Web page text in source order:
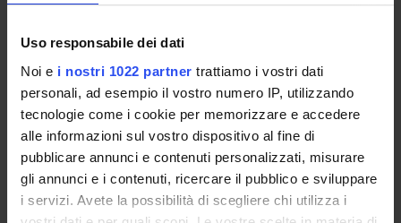
Uso responsabile dei dati
Noi e i nostri 1022 partner trattiamo i vostri dati
personali, ad esempio il vostro numero IP, utilizzando
tecnologie come i cookie per memorizzare e accedere
alle informazioni sul vostro dispositivo al fine di
pubblicare annunci e contenuti personalizzati, misurare
gli annunci e i contenuti, ricercare il pubblico e sviluppare
i servizi. Avete la possibilità di scegliere chi utilizza i
SECTIONS
Section of Pharmacology